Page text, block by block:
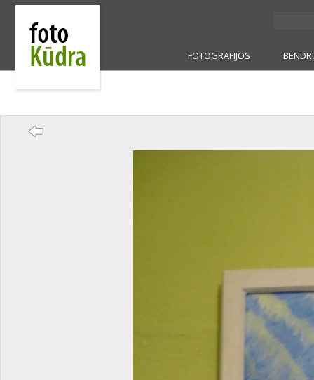
FOTOGRAFIJOS